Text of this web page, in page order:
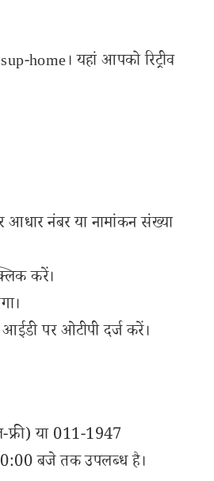
यहां आपको रिट्रीव
नंबर या नामांकन संख्या
करें।
पर ओटीपी दर्ज करें।
या 011-1947
बजे तक उपलब्ध है।